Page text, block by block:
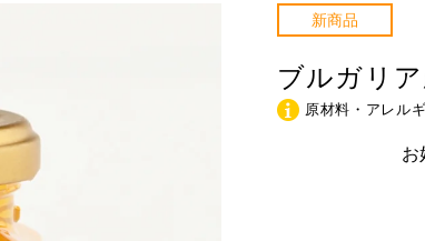
新商品
ブルガリ
原材料・アレル
お